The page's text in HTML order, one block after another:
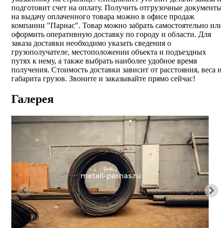
подготовит счет на оплату. Получить отгрузочные
на выдачу оплаченного товара можно в офисе продаж
компании "Парнас". Товар можно забрать самостоятельно
оформить оперативную доставку по городу и области. Для
заказа доставки необходимо указать сведения о
грузополучателе, местоположении объекта и подъездных
путях к нему, а также выбрать наиболее удобное время
получения. Стоимость доставки зависит от расстояния, веса
габарита грузов. Звоните и заказывайте прямо сейчас!
Галерея